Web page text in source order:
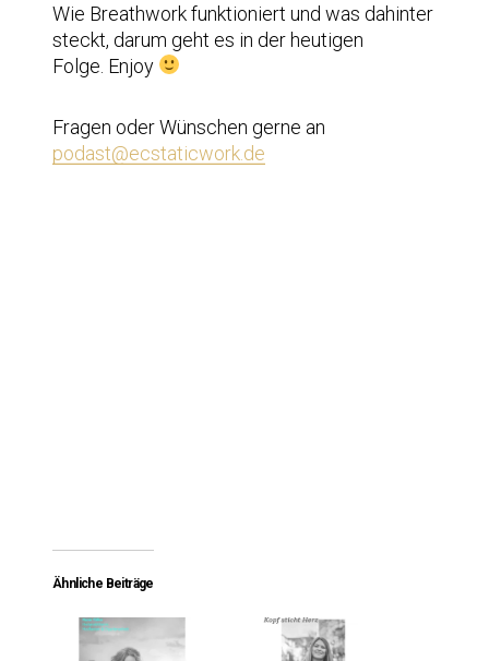
Wie Breathwork funktioniert und was dahinter
steckt, darum geht es in der heutigen
Folge. Enjoy
Fragen oder Wünschen gerne an
podast@ecstaticwork.de
Ähnliche Beiträge